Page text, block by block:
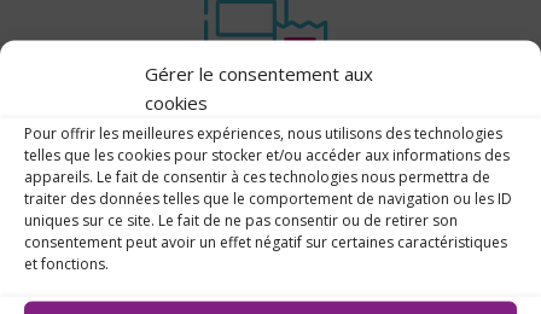
Gérer le consentement aux
cookies
Pour offrir les meilleures expériences, nous utilisons des technologies
telles que les cookies pour stocker et/ou accéder aux informations des
appareils. Le fait de consentir à ces technologies nous permettra de
traiter des données telles que le comportement de navigation ou les ID
uniques sur ce site. Le fait de ne pas consentir ou de retirer son
consentement peut avoir un effet négatif sur certaines caractéristiques
et fonctions.
Les
tarifs